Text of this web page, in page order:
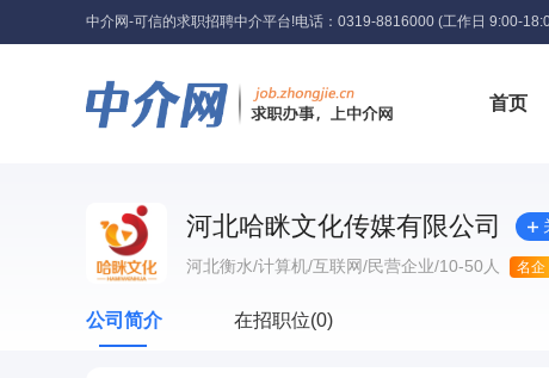
中介网-可信的求职招聘中介平台!电话：0319-8816000 (工作日 9:00-
首页
工具箱
河北哈眯文化传媒有限公司
河北衡水/计算机/互联网/民营企业/10-50人 名企
公司简介 在招职位(0)